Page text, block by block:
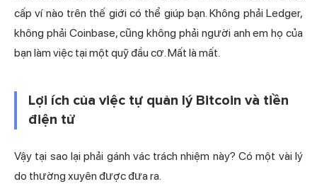
cấp ví nào trên thế giới có thể giúp bạn. Không phải Ledger,
không phải Coinbase, cũng không phải người anh em họ của
bạn làm việc tại một quỹ đầu cơ. Mất là mất.
Lợi ích của việc tự quản lý Bitcoin và tiền
điện tử
Vậy tại sao lại phải gánh vác trách nhiệm này? Có một vài lý
do thường xuyên được đưa ra.